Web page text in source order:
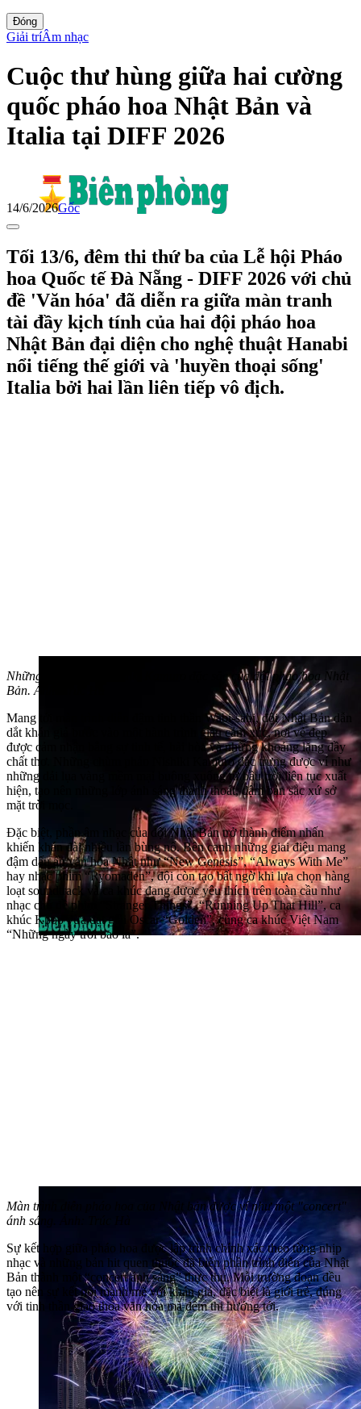
Đóng
Giải tríÂm nhạc
Cuộc thư hùng giữa hai cường
quốc pháo hoa Nhật Bản và
Italia tại DIFF 2026
14/6/2026Gốc
Tối 13/6, đêm thi thứ ba của Lễ hội Pháo
hoa Quốc tế Đà Nẵng - DIFF 2026 với chủ
đề 'Văn hóa' đã diễn ra giữa màn tranh
tài đầy kịch tính của hai đội pháo hoa
Nhật Bản đại diện cho nghệ thuật Hanabi
nổi tiếng thế giới và 'huyền thoại sống'
Italia bởi hai lần liên tiếp vô địch.
Những chùm pháo Nishiki Kamuro đặc sắc của đội pháo hoa Nhật
Bản. Ảnh: Trúc Hà
Mang tới màn trình diễn đậm tinh thần Wabi-sabi, đội Nhật Bản dẫn
dắt khán giả bước vào một hành trình giàu cảm xúc, nơi vẻ đẹp
được cảm nhận bằng sự tinh tế, hài hòa và những khoảng lặng đầy
chất thơ. Những chùm pháo Nishiki Kamuro đặc trưng được ví như
những dải lụa vàng mềm mại buông xuống từ bầu trời liên tục xuất
hiện, tạo nên những lớp ánh sáng thanh thoát, đậm bản sắc xứ sở
mặt trời mọc.
Đặc biệt, phần âm nhạc của đội Nhật Bản trở thành điểm nhấn
khiến khán đài nhiều lần bùng nổ. Bên cạnh những giai điệu mang
đậm dấu ấn văn hóa Nhật như “New Genesis”, “Always With Me”
hay nhạc phim “Ryomaden”, đội còn tạo bất ngờ khi lựa chọn hàng
loạt soundtrack và ca khúc đang được yêu thích trên toàn cầu như
nhạc chủ đề phim “Stranger Things”, “Running Up That Hill”, ca
khúc Kpop vừa đạt giải Oscar “Golden”, cùng ca khúc Việt Nam
“Những ngày trời bao la”.
Màn trình diễn pháo hoa của Nhật bản được ví như một "concert"
ánh sáng. Ảnh: Trúc Hà
Sự kết hợp giữa pháo hoa được lập trình chính xác theo từng nhịp
nhạc và những bản hit quen thuộc đã biến phần trình diễn của Nhật
Bản thành một “concert ánh sáng” thực thụ. Mỗi trường đoạn đều
tạo nên sự kết nối mạnh mẽ với khán giả, đặc biệt là giới trẻ, đúng
với tinh thần giao thoa văn hóa mà đêm thi hướng tới.